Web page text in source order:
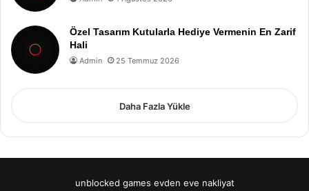
Özel Tasarım Kutularla Hediye Vermenin En Zarif
Hali
Admin 25 Temmuz 2026
Daha Fazla Yükle
unblocked games evden eve nakliyat